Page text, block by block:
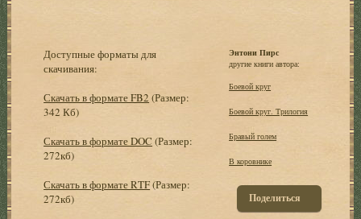
Доступные форматы для
скачивания:
Скачать в формате FB2 (Размер:
342 Кб)
Скачать в формате DOC (Размер:
272кб)
Скачать в формате RTF(Размер:
272кб)
Энтони Пирс
другие книги автора:
Боевой круг
Боевой круг. Трилогия
Бравый голем
В коровнике
Поделиться